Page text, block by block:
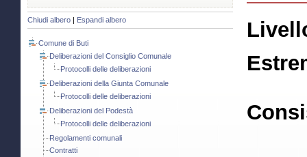
Chiudi albero Espandi albero
Comune di Buti
Deliberazioni del Consiglio Comunale
Protocolli delle deliberazioni
Deliberazioni della Giunta Comunale
Protocolli delle deliberazioni
Deliberazioni del Podestà
Protocolli delle deliberazioni
Regolamenti comunali
Contratti